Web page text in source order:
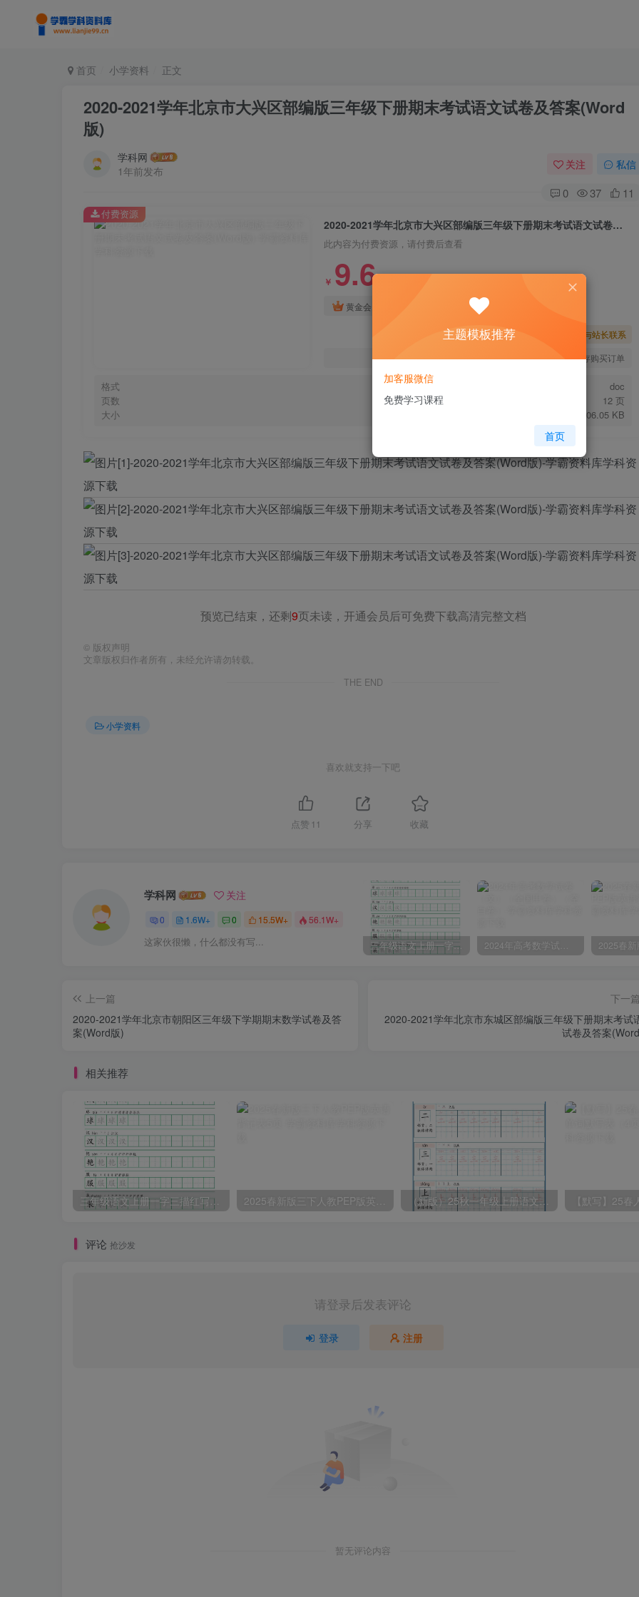
首页 小学资料 正文
2020-2021学年北京市大兴区部编版三年级下册期末考试语文试卷及答案(Word
版)
学科网
1年前发布
关注 私信
0 37 11
2020-2021学年北京市大兴区部编版三年级下册期末考试语文试卷及答案(Word版)
此内容为付费资源，请付费后查看
￥ 9.6
黄金会员 免费
暂时无法购买，请与站长联系
您当前未登录！建议登陆后购买，可保存购买订单
格式
doc
页数
12 页
大小
206.05 KB
付费资源
预览已结束，还剩9页未读，开通会员后可免费下载高清完整文档
© 版权声明
文章版权归作者所有，未经允许请勿转载。
THE END
小学资料
喜欢就支持一下吧
点赞 11 分享 收藏
学科网 关注
0 1.6W+ 0 15.5W+ 56.1W+
这家伙很懒，什么都没有写... 三年级语文上册一字三描红写字表字帖 2024年高考数学试卷（文）（全国甲卷）（空白卷）
上一篇
2020-2021学年北京市朝阳区三年级下学期期末数学试卷及答
案(Word版)
下一篇
2020-2021学年北京市东城区部编版三年级下册期末考试
试卷及答案
相关推荐
三年级语文上册一字三描红写字表字帖 （新版）25秋一年级上册语文生字字帖（100字）
评论 抢沙发
请登录后发表评论
登录 注册
暂无评论内容
主题模板推荐
加客服微信
免费学习课程
首页